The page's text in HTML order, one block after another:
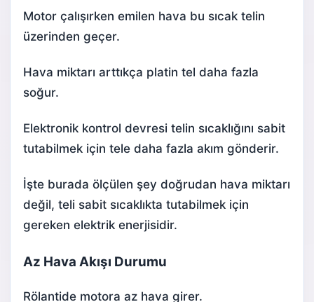
Motor çalışırken emilen hava bu sıcak telin
üzerinden geçer.
Hava miktarı arttıkça platin tel daha fazla
soğur.
Elektronik kontrol devresi telin sıcaklığını sabit
tutabilmek için tele daha fazla akım gönderir.
İşte burada ölçülen şey doğrudan hava miktarı
değil, teli sabit sıcaklıkta tutabilmek için
gereken elektrik enerjisidir.
Az Hava Akışı Durumu
Rölantide motora az hava girer.